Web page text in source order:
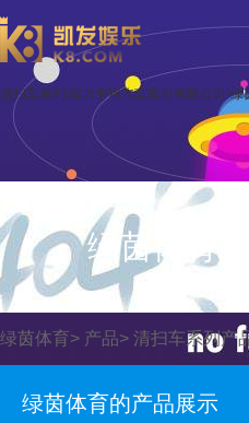
清扫车系列|程力专用汽车股份有限公司-绿
绿茵体育
绿茵体育> 产品> 清扫车系列产
绿茵体育的产品展示